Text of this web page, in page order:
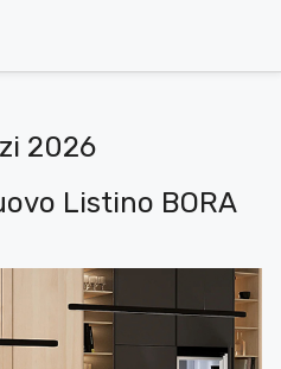
2026
Listino BORA